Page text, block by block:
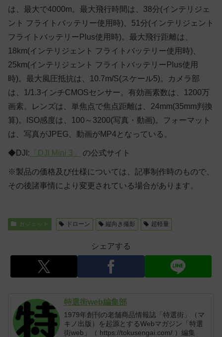
は、最大で4000m。最大飛行時間は、38分(インテリジェ
ント フライトバッテリー使用時)、51分(インテリジェント
フライトバッテリーPlus使用時)。最大飛行距離は、
18km(インテリジェント フライトバッテリー使用時)、
25km(インテリジェント フライトバッテリーPlus使用
時)。最大風圧抵抗は、10.7m/S(スケール5)。カメラ部
は、1/1.3インチCMOSセンサー。有効画素数は、1200万
画素。レンズは、単焦点で焦点距離は、24mm(35mm判換
算)。ISO感度は、100～3200(写真・動画)。フォーマット
は、写真がJPEG、動画がMP4となっている。
◆DJI: 「DJI Mini 3」 の公式サイト
※製品の価格及び仕様については、記事制作時のもので、
その後諸事情により変更されている場合があります。
ガジェット ドローン 縦向き撮影 超軽量
シェアする
特選街web編集部
1979年創刊の老舗商品情報誌「特選街」（マ
キノ出版）を起源とするWebマガジン「特選
街web」（ https://tokusengai.com/ ）編集